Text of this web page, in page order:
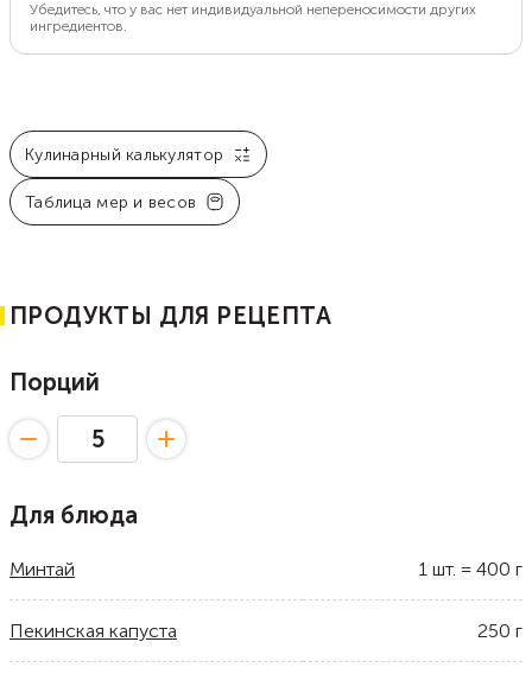
Убедитесь, что у вас нет индивидуальной непереносимости других
ингредиентов.
Кулинарный калькулятор
Таблица мер и весов
ПРОДУКТЫ ДЛЯ РЕЦЕПТА
Порций
Для блюда
Минтай 1 шт. = 400 г
Пекинская капуста 250 г